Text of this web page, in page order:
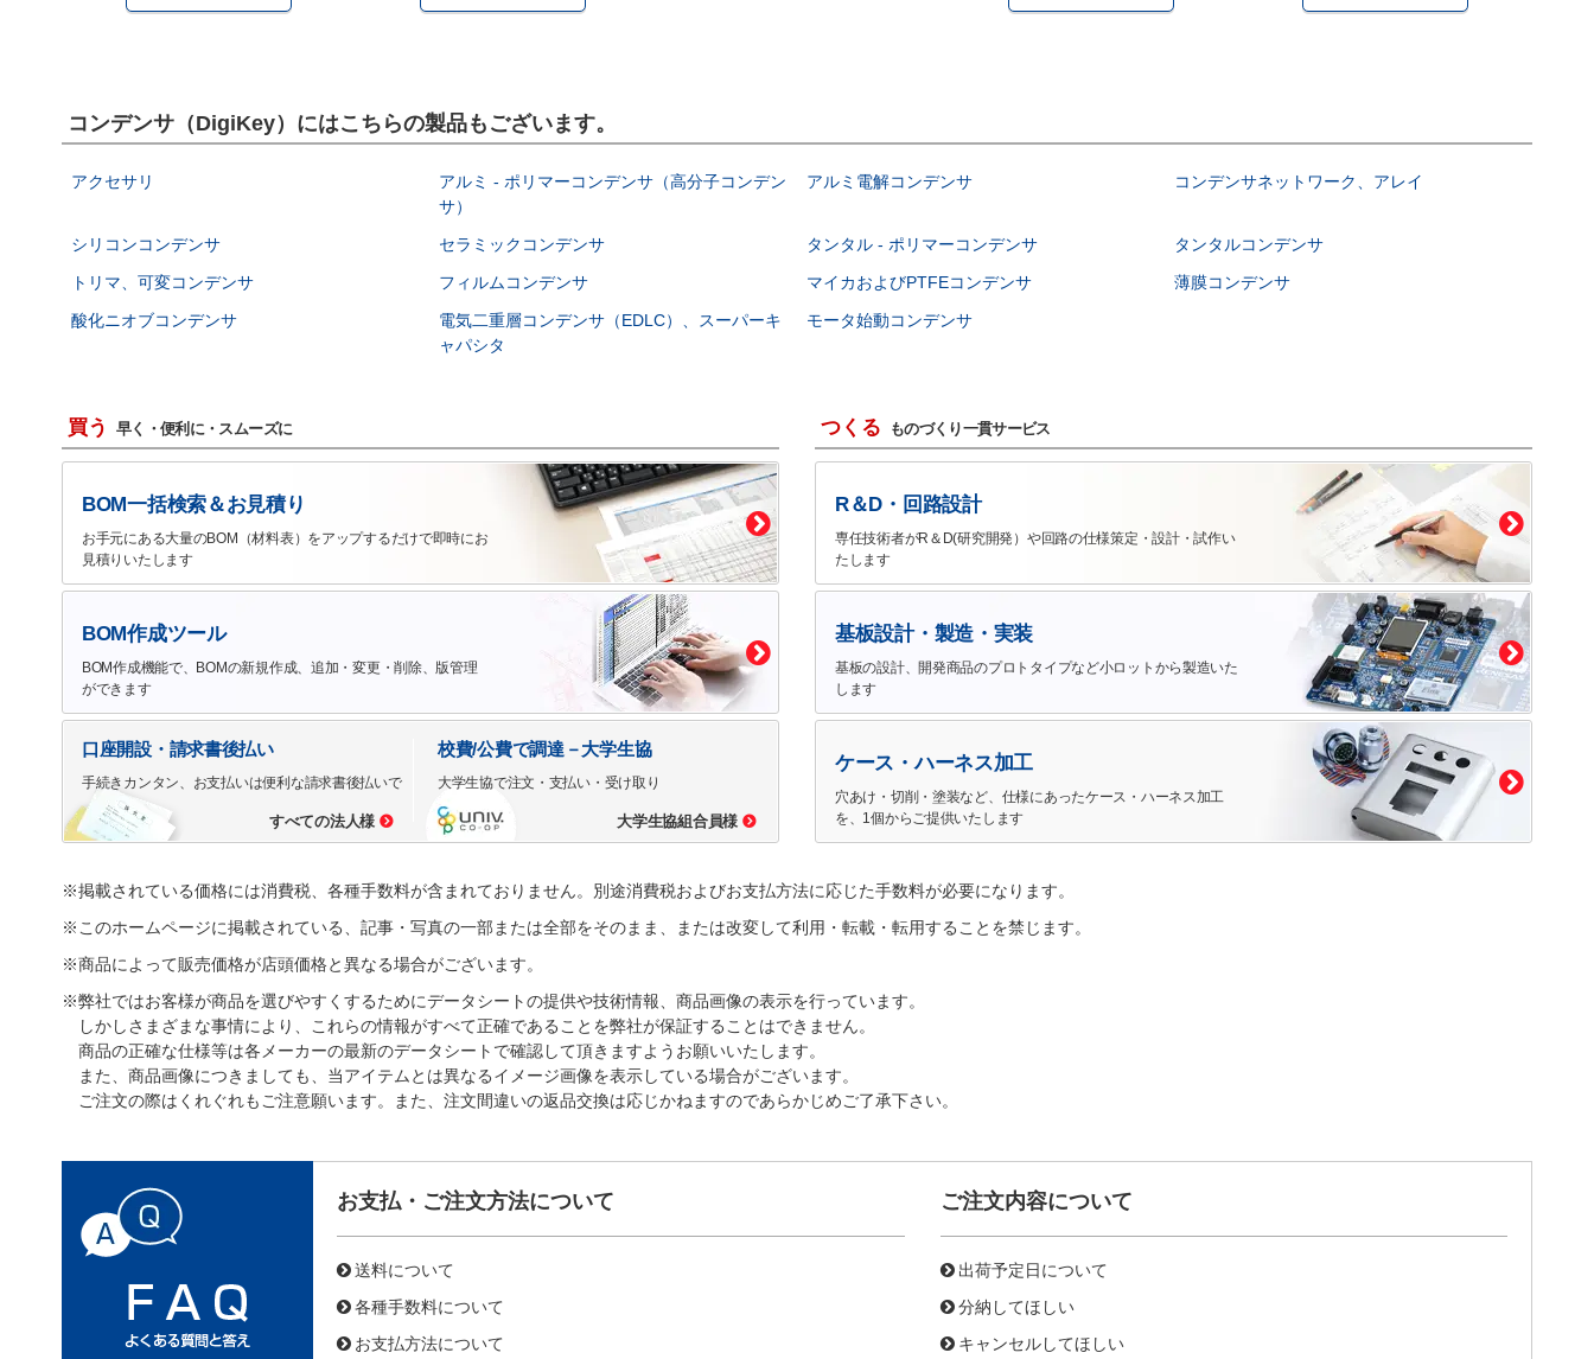
コンデンサ（DigiKey）にはこちらの製品もございます。
アクセサリ
アルミ - ポリマーコンデンサ（高分子コンデン
サ）
アルミ電解コンデンサ コンデンサネットワーク、アレイ
シリコンコンデンサ セラミックコンデンサ タンタル - ポリマーコンデンサ
タンタルコンデンサ
トリマ、可変コンデンサ
フィルムコンデンサ マイカおよびPTFEコンデンサ
薄膜コンデンサ
酸化ニオブコンデンサ
電気二重層コンデンサ（EDLC）、スーパーキ
ャパシタ
モータ始動コンデンサ
買う 早く・便利に・スムーズに
BOM一括検索＆お見積り
お手元にある大量のBOM（材料表）をアップするだけで即時にお
見積りいたします
BOM作成ツール
BOM作成機能で、BOMの新規作成、追加・変更・削除、版管理
ができます
口座開設・請求書後払い
手続きカンタン、お支払いは便利な請求書後払いで
すべての法人様
校費/公費で調達－大学生協
大学生協で注文・支払い・受け取り
大学生協組合員様
つくる ものづくり一貫サービス
R＆D・回路設計
専任技術者がR＆D(研究開発）や回路の仕様策定・設計・試作い
たします
基板設計・製造・実装
基板の設計、開発商品のプロトタイプなど小ロットから製造いた
します
ケース・ハーネス加工
穴あけ・切削・塗装など、仕様にあったケース・ハーネス加工
を、1個からご提供いたします
※掲載されている価格には消費税、各種手数料が含まれておりません。別途消費税およびお支払方法に応じた手数料が必要になります。
※このホームページに掲載されている、記事・写真の一部または全部をそのまま、または改変して利用・転載・転用することを禁じます。
※商品によって販売価格が店頭価格と異なる場合がございます。
※弊社ではお客様が商品を選びやすくするためにデータシートの提供や技術情報、商品画像の表示を行っています。
しかしさまざまな事情により、これらの情報がすべて正確であることを弊社が保証することはできません。
商品の正確な仕様等は各メーカーの最新のデータシートで確認して頂きますようお願いいたします。
また、商品画像につきましても、当アイテムとは異なるイメージ画像を表示している場合がございます。
ご注文の際はくれぐれもご注意願います。また、注文間違いの返品交換は応じかねますのであらかじめご了承下さい。
お支払・ご注文方法について
送料について
各種手数料について
お支払方法について
ご注文内容について
出荷予定日について
分納してほしい
キャンセルしてほしい